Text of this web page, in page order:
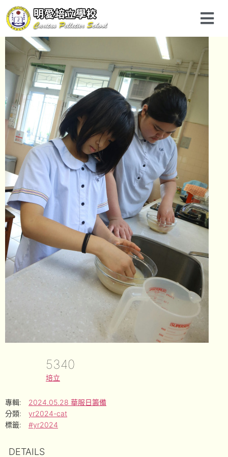
5340
培立
專輯:
2024.05.28 華服日籌備
分類:
yr2024-cat
標籤:
#yr2024
DETAILS